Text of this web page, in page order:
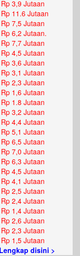
Rp 3,9 Jutaan
Rp 11.6 Jutaan
Rp 7,5 Jutaan
Rp 6,2 Jutaan.
Rp 7,7 Jutaan
Rp 4,5 Jutaan
Rp 3,6 Jutaan
Rp 3,1 Jutaan
Rp 2,3 Jutaan
Rp 1,6 Jutaan
Rp 1.8 Jutaan
Rp 3,2 Jutaan
Rp 4,4 Jutaan
Rp 5,1 Jutaan
Rp 6,5 Jutaan
Rp 7,0 Jutaan
Rp 6,3 Jutaan
Rp 4,5 Jutaan
Rp 4,1 Jutaan
Rp 2,5 Jutaan
Rp 2,4 Jutaan
Rp 1,4 Jutaan
Rp 2,6 Jutaan
Rp 2,3 Jutaan
Rp 1,5 Jutaan
disini >